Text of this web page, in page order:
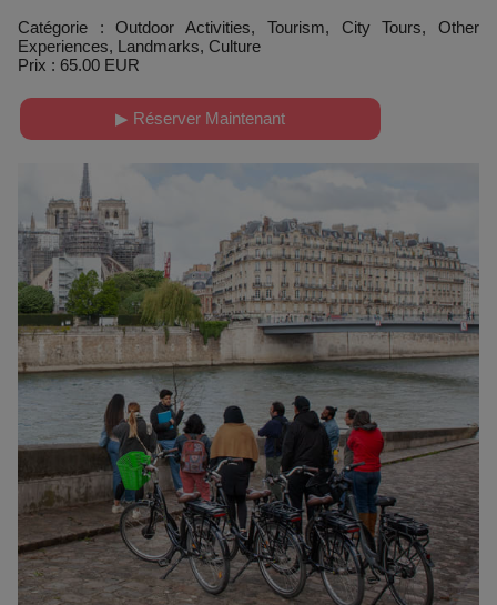
Catégorie : Outdoor Activities, Tourism, City Tours, Other
Experiences, Landmarks, Culture
Prix : 65.00 EUR
▶ Réserver Maintenant